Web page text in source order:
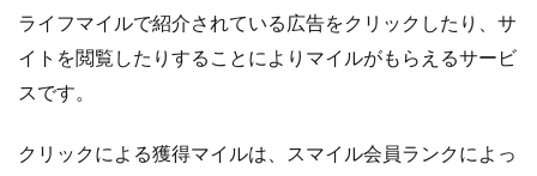
ライフマイルで紹介されている広告をクリックしたり、サ
イトを閲覧したりすることによりマイルがもらえるサービ
スです。
クリックによる獲得マイルは、スマイル会員ランクによっ